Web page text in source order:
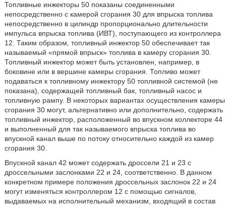
Топливные инжекторы 50 показаны соединенными
непосредственно с камерой сгорания 30 для впрыска топлива
непосредственно в цилиндр пропорционально длительности
импульса впрыска топлива (ИВТ), поступающего из контроллера
12. Таким образом, топливный инжектор 50 обеспечивает так
называемый «прямой впрыск» топлива в камеру сгорания 30.
Топливный инжектор может быть установлен, например, в
боковине или в вершине камеры сгорания. Топливо может
подаваться к топливному инжектору 50 топливной системой (не
показана), содержащей топливный бак, топливный насос и
топливную рампу. В некоторых вариантах осуществления камеры
сгорания 30 могут, альтернативно или дополнительно, содержать
топливный инжектор, расположенный во впускном коллекторе 44
и выполненный для так называемого впрыска топлива во
впускной канал выше по потоку относительно каждой из камер
сгорания 30.
Впускной канал 42 может содержать дроссели 21 и 23 с
дроссельными заслонками 22 и 24, соответственно. В данном
конкретном примере положения дроссельных заслонок 22 и 24
могут изменяться контроллером 12 с помощью сигналов,
выдаваемых на исполнительный механизм, входящий в состав